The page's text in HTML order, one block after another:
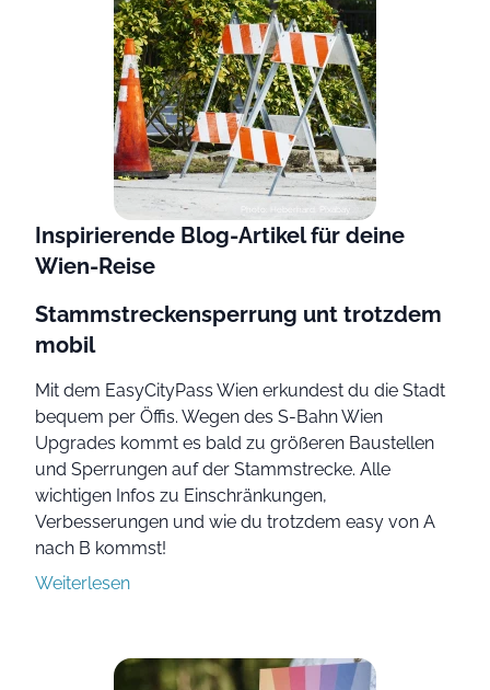
Inspirierende Blog-Artikel für deine
Wien-Reise
Stammstreckensperrung unt trotzdem
mobil
Mit dem EasyCityPass Wien erkundest du die Stadt
bequem per Öffis. Wegen des S-Bahn Wien
Upgrades kommt es bald zu größeren Baustellen
und Sperrungen auf der Stammstrecke. Alle
wichtigen Infos zu Einschränkungen,
Verbesserungen und wie du trotzdem easy von A
nach B kommst!
Weiterlesen